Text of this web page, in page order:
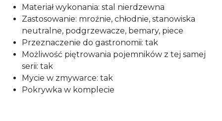
Materiał wykonania: stal nierdzewna
Zastosowanie: mroźnie, chłodnie, stanowiska
neutralne, podgrzewacze, bemary, piece
Przeznaczenie do gastronomii: tak
Możliwość piętrowania pojemników z tej samej
serii: tak
Mycie w zmywarce: tak
Pokrywka w komplecie